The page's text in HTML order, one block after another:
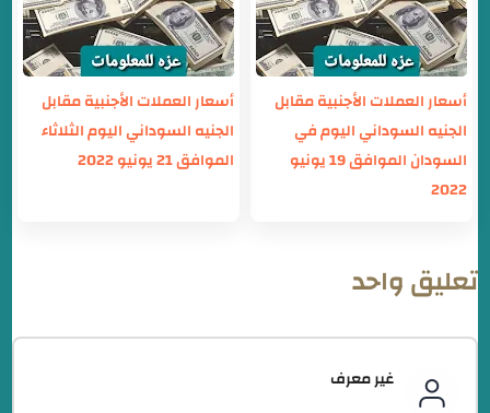
أسعار العملات الأجنبية مقابل
الجنيه السوداني اليوم في
السودان الموافق 19 يونيو
2022
أسعار العملات الأجنبية مقابل
الجنيه السوداني اليوم الثلاثاء
الموافق 21 يونيو 2022
تعليق واحد
غير معرف